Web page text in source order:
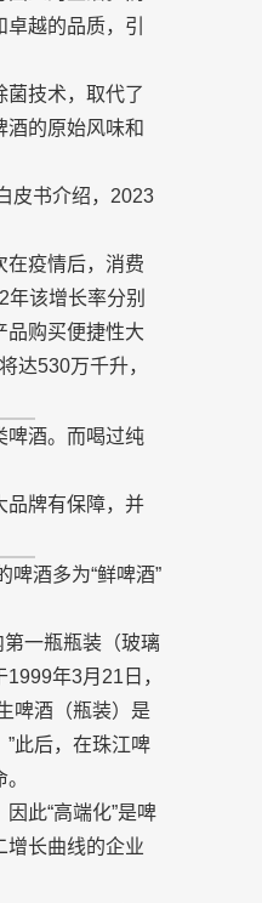
越的品质，引
菌技术，取代了
酒的原始风味和
皮书介绍，2023
在疫情后，消费
该增长率分别
品购买便捷性大
达530万千升，
啤酒。而喝过纯
品牌有保障，并
酒多为“鲜啤酒”
一瓶瓶装（玻璃
年3月21日，
啤酒（瓶装）是
此后，在珠江啤
此“高端化”是啤
增长曲线的企业